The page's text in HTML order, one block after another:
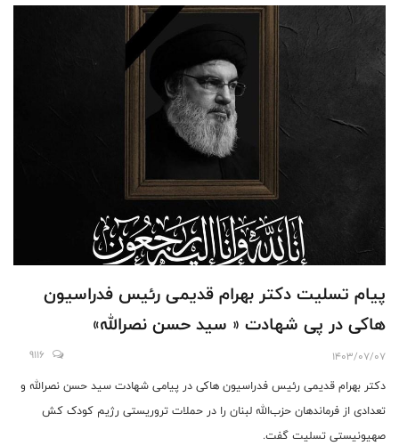
پیام تسلیت دکتر بهرام قدیمی رئیس فدراسیون
هاکی در پی شهادت « سید حسن نصرالله»
1403/07/07
9116
دکتر بهرام قدیمی رئیس فدراسیون هاکی در پیامی شهادت سید حسن نصرالله و
تعدادی از فرماندهان حزب‌الله لبنان را در حملات تروریستی رژیم کودک کش
صهیونیستی تسلیت گفت.